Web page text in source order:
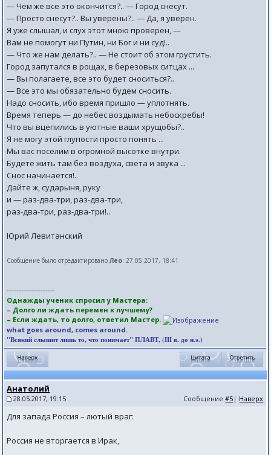
— Чем же все это окончится?.. — Город снесут.
— Просто снесут?.. Вы уверены?.. — Да, я уверен.
Я уже слышал, и слух этот мною проверен, —
Вам не помогут ни Путин, ни Бог и ни суд!..
— Что же нам делать?.. — Не стоит об этом грустить.
Город запутался в рощах, в березовых ситцах ...
— Вы полагаете, все это будет сноситься?..
— Все это мы обязательно будем сносить.
Надо сносить, ибо время пришло — уплотнять.
Время теперь — до небес воздымать небоскребы!
Что вы вцепились в уютные ваши хрущобы?..
Я не могу этой глупости просто понять ...
Мы вас поселим в огромной высотке внутри.
Будете жить там без воздуха, света и звука ...
Снос начинается!..
Дайте ж, сударыня, руку
и — раз-два-три, раз-два-три,
раз-два-три, раз-два-три!..
Юрий Левитанский
Сообщение было отредактированоЛео: 27.05.2017, 18:41
--------------------
Однажды ученик спросил у Мастера:
– Долго ли ждать перемен к лучшему?
– Если ждать, то долго, ответил Мастер.
what goes around, comes around.
"Всякий слышит лишь то, что понимает" ПЛАВТ, (III в. до н.э.)
Анатолий
28.05.2017, 19:15 Сообщение#5 | Наверх
Для запада Россия – лютый враг:
Россия не вторгается в Ирак,